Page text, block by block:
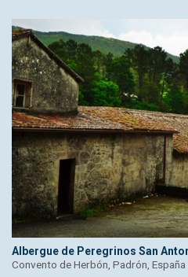
Albergue de Peregrinos San
Convento de Herbón, Padrón, España